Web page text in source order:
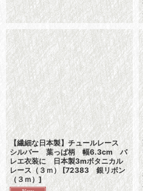
【繊細な日本製】チュールレース
シルバー 葉っぱ柄 幅6.3cm バ
レエ衣装に 日本製3mボタニカル
レース（３ｍ） [72383 銀リボン
（３ｍ）]